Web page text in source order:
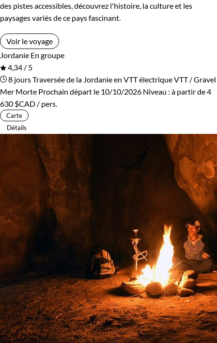
des pistes accessibles, découvrez l'histoire, la culture et les
paysages variés de ce pays fascinant.
Voir le voyage
Jordanie En groupe
4,34 / 5
8 joursTraversée de la Jordanie en VTT électriqueVTT / Gravel
Mer Morte Prochain départ le 10/10/2026 Niveau : à partir de4
630 $CAD / pers.
Carte
Détails